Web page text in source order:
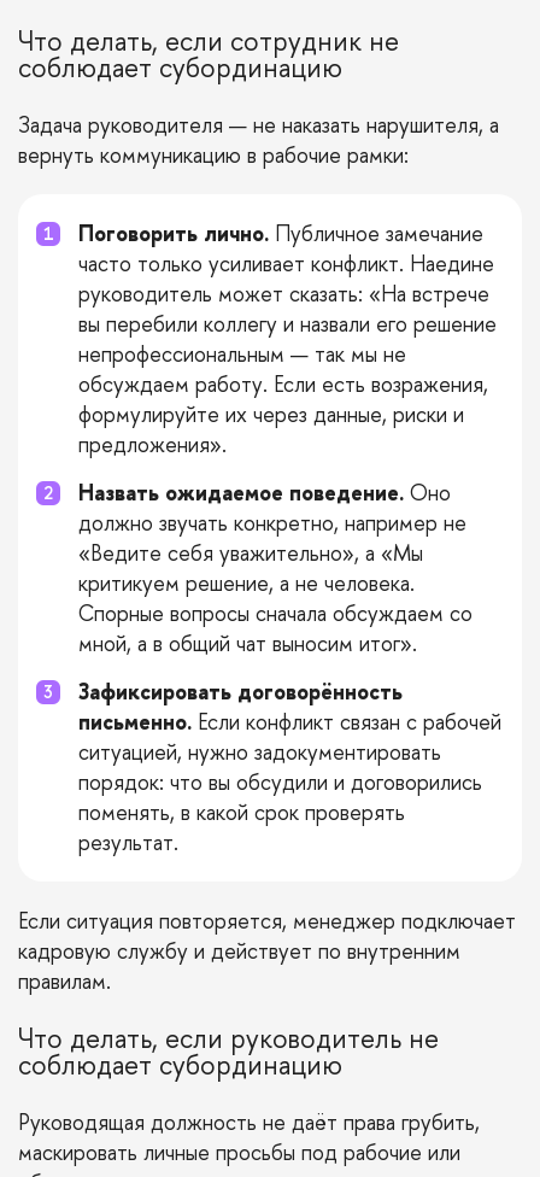
Что делать, если сотрудник не
соблюдает субординацию
Задача руководителя — не наказать нарушителя, а
вернуть коммуникацию в рабочие рамки:
Поговорить лично. Публичное замечание
часто только усиливает конфликт. Наедине
руководитель может сказать: «На встрече
вы перебили коллегу и назвали его решение
непрофессиональным — так мы не
обсуждаем работу. Если есть возражения,
формулируйте их через данные, риски и
предложения».
Назвать ожидаемое поведение. Оно
должно звучать конкретно, например не
«Ведите себя уважительно», а «Мы
критикуем решение, а не человека.
Спорные вопросы сначала обсуждаем со
мной, а в общий чат выносим итог».
Зафиксировать договорённость
письменно. Если конфликт связан с рабочей
ситуацией, нужно задокументировать
порядок: что вы обсудили и договорились
поменять, в какой срок проверять
результат.
Если ситуация повторяется, менеджер подключает
кадровую службу и действует по внутренним
правилам.
Что делать, если руководитель не
соблюдает субординацию
Руководящая должность не даёт права грубить,
маскировать личные просьбы под рабочие или